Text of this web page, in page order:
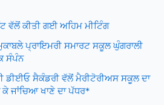
ਵੱਲੋਂ ਕੀਤੀ ਗਈ ਅਹਿਮ ਮੀਟਿੰਗ
ਪ੍ਰਾਇਮਰੀ ਸਮਾਰਟ ਸਕੂਲ ਘੁੰਗਰਾਲੀ
ਸੰਪੰਨ
ਡੀਈਓ ਸੈਕੰਡਰੀ ਵੱਲੋਂ ਮੈਰੀਟੋਰੀਅਸ ਸਕੂਲ ਦਾ
ਕੇ ਜਾਂਚਿਆ ਖਾਣੇ ਦਾ ਪੱਧਰ*